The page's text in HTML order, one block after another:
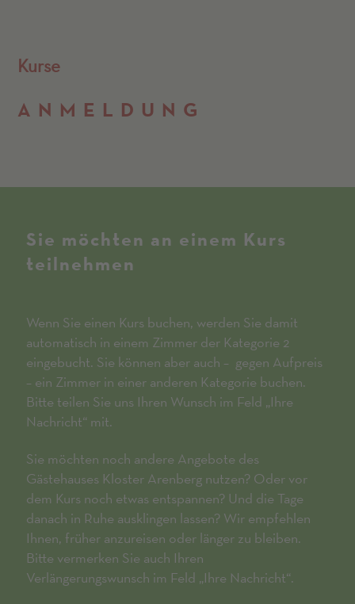
Kurse
ANMELD­UNG
Sie möchten an einem Kurs
teilnehmen
Wenn Sie einen Kurs buchen, werden Sie damit
automatisch in einem Zimmer der Kategorie 2
eingebucht. Sie können aber auch – gegen Aufpreis
– ein Zimmer in einer anderen Kategorie buchen.
Bitte teilen Sie uns Ihren Wunsch im Feld „Ihre
Nachricht“ mit.
Sie möchten noch andere Angebote des
Gästehauses Kloster Arenberg nutzen? Oder vor
dem Kurs noch etwas entspannen? Und die Tage
danach in Ruhe ausklingen lassen? Wir empfehlen
Ihnen, früher anzureisen oder länger zu bleiben.
Bitte vermerken Sie auch Ihren
Verlängerungswunsch im Feld „Ihre Nachricht“.